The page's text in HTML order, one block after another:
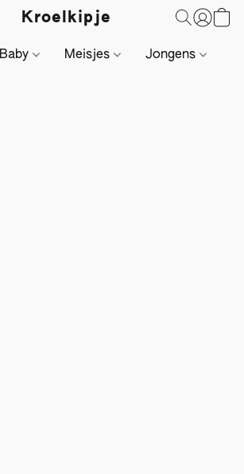
Kroelkipje
Baby Meisjes Jongens